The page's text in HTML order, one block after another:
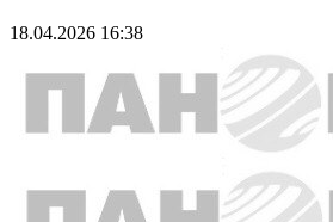
18.04.2026 16:38